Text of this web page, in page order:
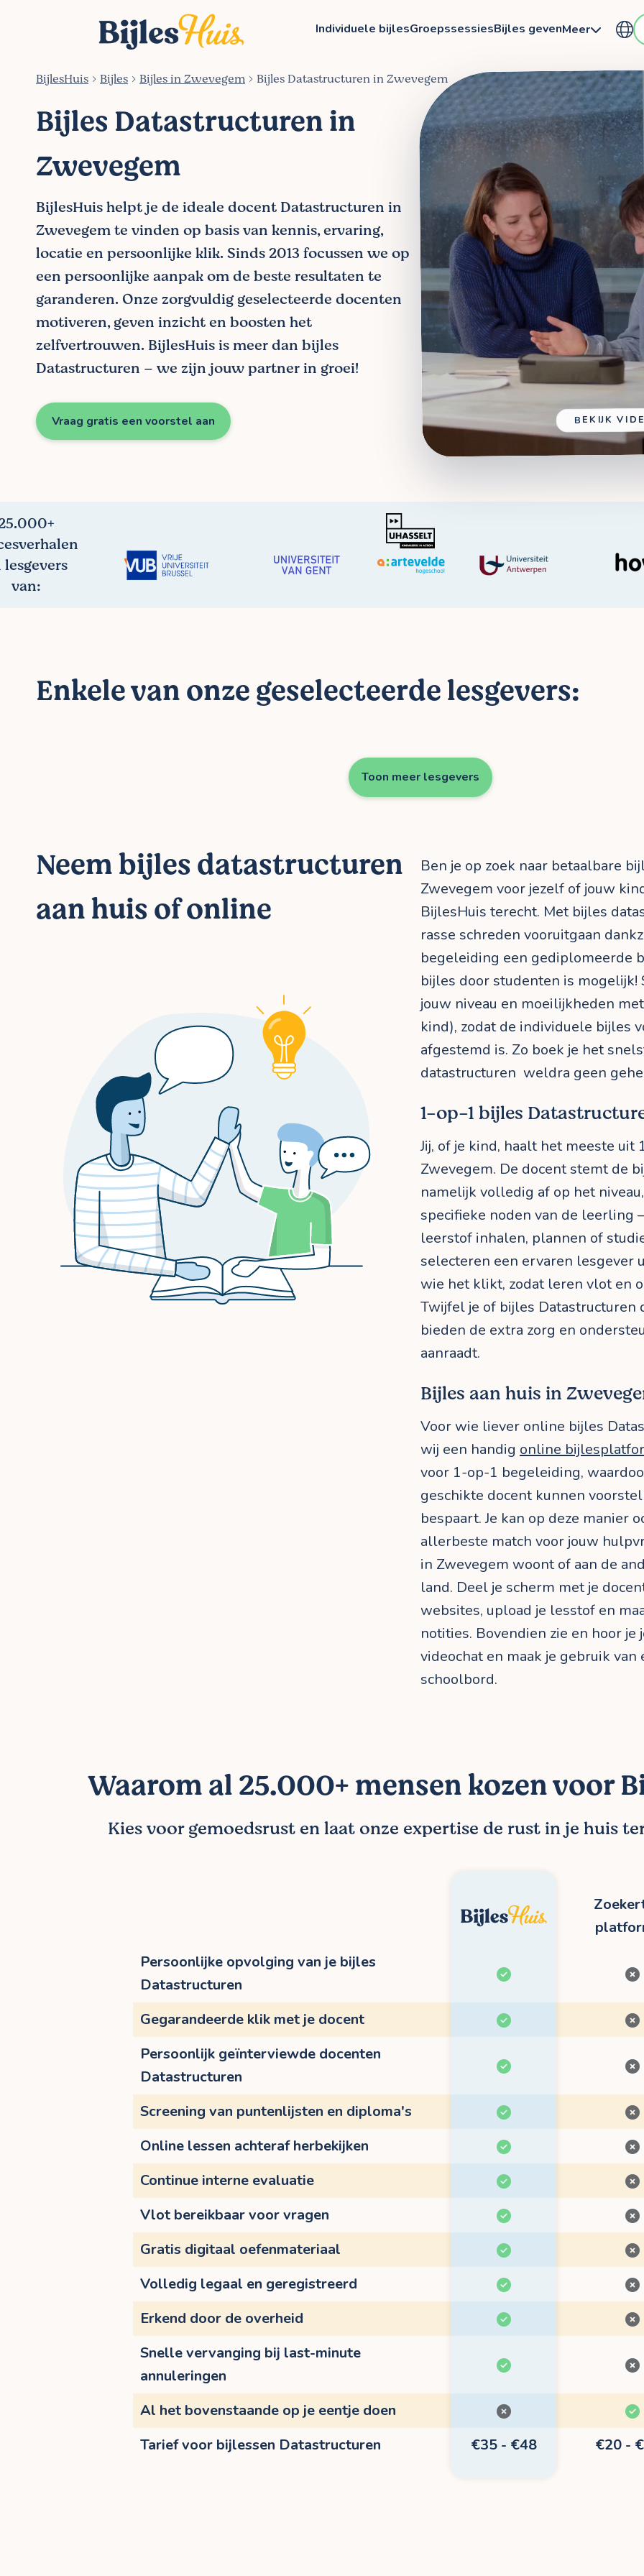
Individuele bijlesGroepssessiesBijles gevenMeer
BijlesHuis Bijles Bijles in Zwevegem Bijles Datastructuren in Zwevegem
Bijles Datastructuren in
Zwevegem
BijlesHuis helpt je de ideale docent Datastructuren in
Zwevegem te vinden op basis van kennis, ervaring,
locatie en persoonlijke klik. Sinds 2013 focussen we op
een persoonlijke aanpak om de beste resultaten te
garanderen. Onze zorgvuldig geselecteerde docenten
motiveren, geven inzicht en boosten het
zelfvertrouwen. BijlesHuis is meer dan bijles
Datastructuren – we zijn jouw partner in groei!
Vraag gratis een voorstel aan BEKIJK
lesgevers
van:
Enkele van onze geselecteerde lesgevers:
Toon meer lesgevers
Neem bijles datastructuren
aan huis of online
Ben je op zoek naar betaalbare
Zwevegem voor jezelf of jouw
BijlesHuis terecht. Met bijles
rasse schreden vooruitgaan
begeleiding een gediplomeerde
bijles door studenten is mogelijk!
jouw niveau en moeilijkheden
kind), zodat de individuele bijles
afgestemd is. Zo boek je het
datastructuren weldra geen
1-op-1 bijles
Jij, of je kind, haalt het meeste uit
Zwevegem. De docent stemt de
namelijk volledig af op het
specifieke noden van de leerling
leerstof inhalen, plannen of
selecteren een ervaren lesgever
wie het klikt, zodat leren vlot en
Twijfel je of bijles Datastructuren
bieden de extra zorg en
aanraadt.
Bijles aan huis in
Voor wie liever online bijles
wij een handig online
voor 1-op-1 begeleiding,
geschikte docent kunnen
bespaart. Je kan op deze manier
allerbeste match voor jouw
in Zwevegem woont of aan de
land. Deel je scherm met je
websites, upload je lesstof en
notities. Bovendien zie en hoor je
videochat en maak je gebruik
schoolbord.
Waarom al 25.000+ mensen kozen voor
Kies voor gemoedsrust en laat onze expertise de rust in je huis
Persoonlijke opvolging van je bijles
Datastructuren
Gegarandeerde klik met je docent
Persoonlijk geïnterviewde docenten
Datastructuren
Screening van puntenlijsten en diploma's
Online lessen achteraf herbekijken
Continue interne evaluatie
Vlot bereikbaar voor vragen
Gratis digitaal oefenmateriaal
Volledig legaal en geregistreerd
Erkend door de overheid
Snelle vervanging bij last-minute
annuleringen
Al het bovenstaande op je eentje doen
Tarief voor bijlessen Datastructuren
€35 - €48 €20 -